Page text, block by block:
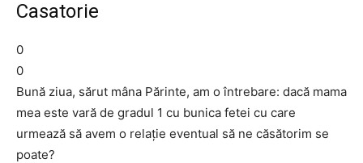
Casatorie
0
0
Bună ziua, sărut mâna Părinte, am o întrebare: dacă mama
mea este vară de gradul 1 cu bunica fetei cu care
urmează să avem o relaţie eventual să ne căsătorim se
poate?